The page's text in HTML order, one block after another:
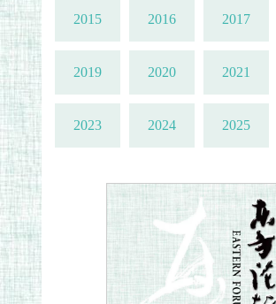
2015 2016 2017
2019 2020 2021
2023 2024 2025